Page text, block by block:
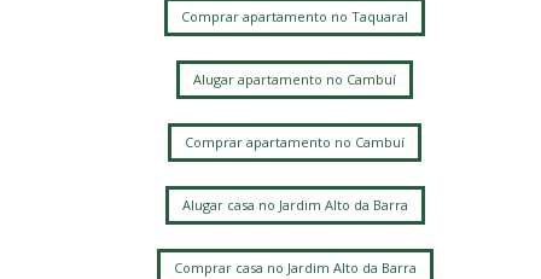
Comprar apartamento no Taquaral
Alugar apartamento no Cambuí
Comprar apartamento no Cambuí
Alugar casa no Jardim Alto da Barra
Comprar casa no Jardim Alto da Barra